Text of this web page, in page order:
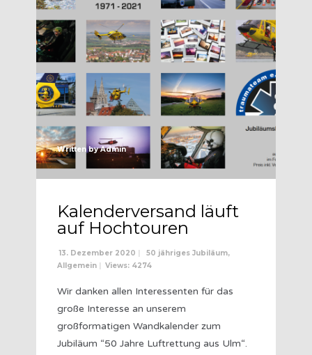
Written byAdmin
Kalenderversand läuft
auf Hochtouren
13. Dezember 2020 | 50 jähriges Jubiläum,
Allgemein | Views: 4274
Wir danken allen Interessenten für das
große Interesse an unserem
großformatigen Wandkalender zum
Jubiläum “50 Jahre Luftrettung aus Ulm“.